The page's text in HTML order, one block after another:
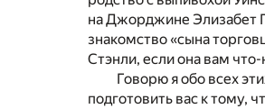
на Джорджине Элизабет
знакомство «сына
Стэнли, если она вам
Говорю я обо всех
подготовить вас к тому,